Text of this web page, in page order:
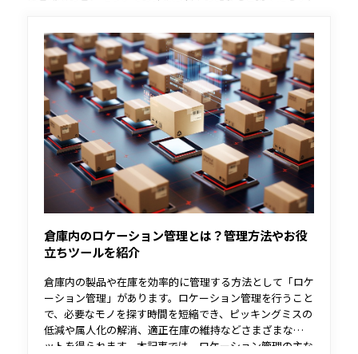
倉庫内のロケーション管理とは？管理方法やお役
立ちツールを紹介
倉庫内の製品や在庫を効率的に管理する方法として「ロケ
ーション管理」があります。ロケーション管理を行うこと
で、必要なモノを探す時間を短縮でき、ピッキングミスの
低減や属人化の解消、適正在庫の維持などさまざまなメリ
ットを得られます。本記事では、ロケーション管理の主な